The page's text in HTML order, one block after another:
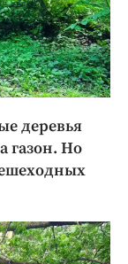
деревья
газон. Но